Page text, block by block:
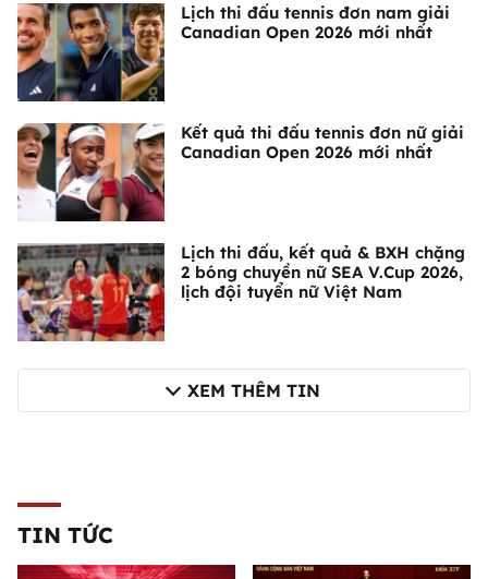
Lịch thi đấu tennis đơn nam giải
Canadian Open 2026 mới nhất
Kết quả thi đấu tennis đơn nữ giải
Canadian Open 2026 mới nhất
Lịch thi đấu, kết quả & BXH chặng
2 bóng chuyền nữ SEA V.Cup 2026,
lịch đội tuyển nữ Việt Nam
XEM THÊM TIN
TIN TỨC